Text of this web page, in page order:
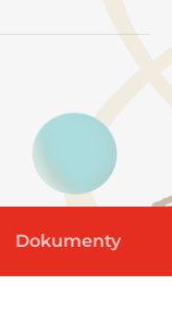
Dokumenty